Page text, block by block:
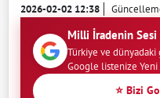
2026-02-02 12:38
Milli İradenin Sesi
Türkiye ve
Google listenize
⭐ Bizi